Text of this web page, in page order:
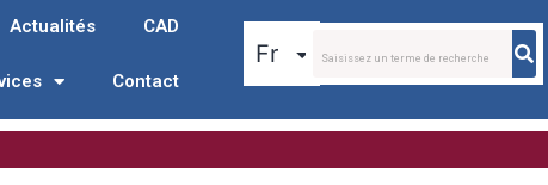
Actualités CAD
Contact